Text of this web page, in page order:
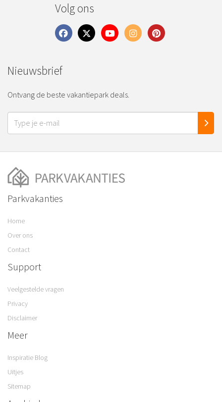
Volg ons
Nieuwsbrief
Ontvang de beste vakantiepark deals.
Parkvakanties
Home
Over ons
Contact
Support
Veelgestelde vragen
Privacy
Disclaimer
Meer
Inspiratie Blog
Uitjes
Sitemap